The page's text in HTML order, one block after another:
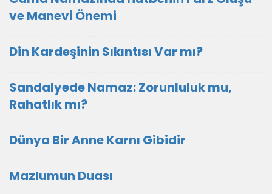
ve Manevi Önemi
Din Kardeşinin Sıkıntısı Var mı?
Sandalyede Namaz: Zorunluluk mu,
Rahatlık mı?
Dünya Bir Anne Karnı Gibidir
Mazlumun Duası